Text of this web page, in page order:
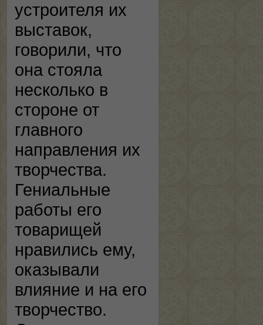
устроителя их
выставок,
говорили, что
она стояла
несколько в
стороне от
главного
направления их
творчества.
Гениальные
работы его
товарищей
нравились ему,
оказывали
влияние и на его
творчество.